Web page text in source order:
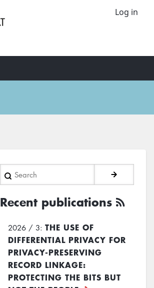
Log in
Search
Recent publications
2026 / 3: THE USE OF
DIFFERENTIAL PRIVACY FOR
PRIVACY-PRESERVING
RECORD LINKAGE:
PROTECTING THE BITS BUT